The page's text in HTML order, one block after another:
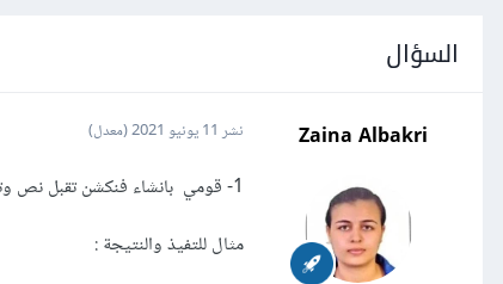
السؤال
Zaina Albakri نشر 11 يونيو 2021 (معدل)
1- قومي بانشاء فنكشن تقبل نص وتقوم بطباعة كل كلمة وعدد مرات تكرراها
مثال للتفيذ والنتيجة :